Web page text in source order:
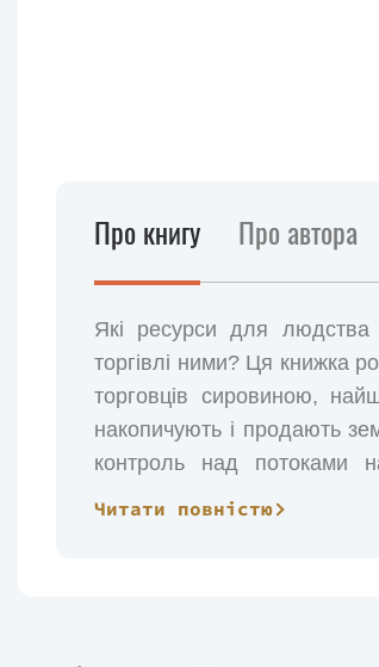
Про книгу Про автора
Які ресурси для людства
торгівлі ними? Ця книжка
торговців сировиною,
накопичують і продають
контроль над потоками
політичними гравцями,
Читати повністю